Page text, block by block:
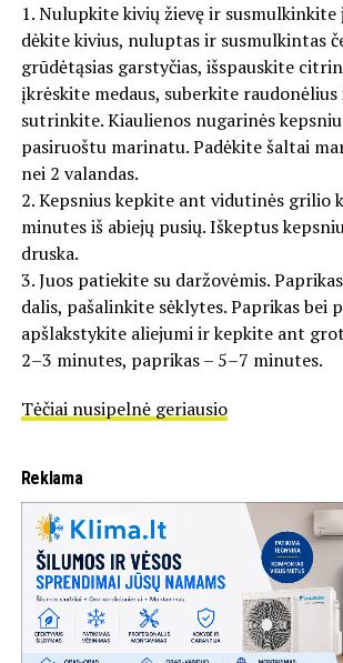
1. Nulupkite kivių žievę ir susmulkinkite
dėkite kivius, nuluptas ir susmulkintas
grūdėtąsias garstyčias, išspauskite
įkrėskite medaus, suberkite
sutrinkite. Kiaulienos nugarinės
pasiruoštu marinatu. Padėkite šaltai
nei 2 valandas.
2. Kepsnius kepkite ant vidutinės grilio
minutes iš abiejų pusių. Iškeptus
druska.
3. Juos patiekite su daržovėmis.
dalis, pašalinkite sėklytes. Paprikas bei
apšlakstykite aliejumi ir kepkite ant
2–3 minutes, paprikas – 5–7 minutes.
Tėčiai nusipelnė geriausio
Reklama